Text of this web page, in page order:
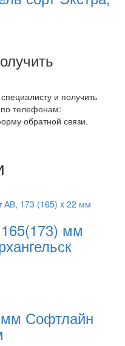
и получить
по телефонам:
обратной связи.
мм
мм Софтлайн